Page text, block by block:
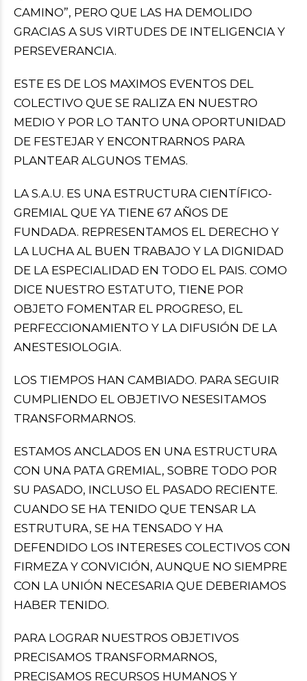
CAMINO”, PERO QUE LAS HA DEMOLIDO
GRACIAS A SUS VIRTUDES DE INTELIGENCIA Y
PERSEVERANCIA.
ESTE ES DE LOS MAXIMOS EVENTOS DEL
COLECTIVO QUE SE RALIZA EN NUESTRO
MEDIO Y POR LO TANTO UNA OPORTUNIDAD
DE FESTEJAR Y ENCONTRARNOS PARA
PLANTEAR ALGUNOS TEMAS.
LA S.A.U. ES UNA ESTRUCTURA CIENTÍFICO-
GREMIAL QUE YA TIENE 67 AÑOS DE
FUNDADA. REPRESENTAMOS EL DERECHO Y
LA LUCHA AL BUEN TRABAJO Y LA DIGNIDAD
DE LA ESPECIALIDAD EN TODO EL PAIS. COMO
DICE NUESTRO ESTATUTO, TIENE POR
OBJETO FOMENTAR EL PROGRESO, EL
PERFECCIONAMIENTO Y LA DIFUSIÓN DE LA
ANESTESIOLOGIA.
LOS TIEMPOS HAN CAMBIADO. PARA SEGUIR
CUMPLIENDO EL OBJETIVO NESESITAMOS
TRANSFORMARNOS.
ESTAMOS ANCLADOS EN UNA ESTRUCTURA
CON UNA PATA GREMIAL, SOBRE TODO POR
SU PASADO, INCLUSO EL PASADO RECIENTE.
CUANDO SE HA TENIDO QUE TENSAR LA
ESTRUTURA, SE HA TENSADO Y HA
DEFENDIDO LOS INTERESES COLECTIVOS CON
FIRMEZA Y CONVICIÓN, AUNQUE NO SIEMPRE
CON LA UNIÓN NECESARIA QUE DEBERIAMOS
HABER TENIDO.
PARA LOGRAR NUESTROS OBJETIVOS
PRECISAMOS TRANSFORMARNOS,
PRECISAMOS RECURSOS HUMANOS Y